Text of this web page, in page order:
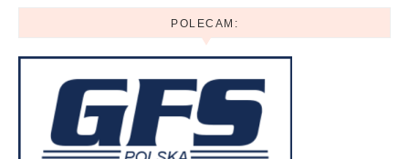
POLECAM: